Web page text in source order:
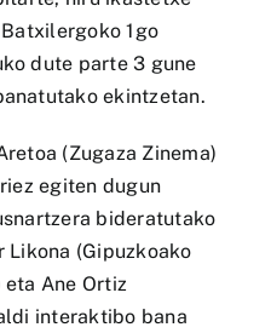
1go
dute parte 3 gune
ekintzetan.
(Zugaza Zinema)
egiten dugun
bideratutako
Likona (Gipuzkoako
Ane Ortiz
interaktibo bana